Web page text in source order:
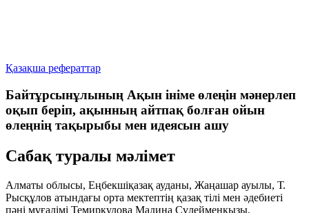
Қазақша рефераттар
Байтұрсынұлының Ақын ініме өлеңін мәнерлеп
оқып беріп, ақынның айтпақ болған ойын
өлеңнің тақырыбы мен идеясын ашу
Сабақ туралы мәлімет
Алматы облысы, Еңбекшіқазақ ауданы, Жаңашар ауылы, Т.
Рысқұлов атындағы орта мектептің қазақ тілі мен әдебиеті
пәні мұғалімі Темиркулова Мадина Сүлейменқызы.